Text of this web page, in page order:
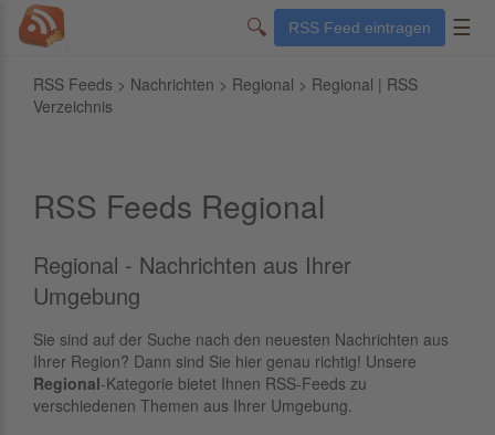
🔍 RSS Feed eintragen ☰
RSS Feeds > Nachrichten > Regional > Regional | RSS
Verzeichnis
RSS Feeds Regional
Regional - Nachrichten aus Ihrer
Umgebung
Sie sind auf der Suche nach den neuesten Nachrichten aus
Ihrer Region? Dann sind Sie hier genau richtig! Unsere
Regional-Kategorie bietet Ihnen RSS-Feeds zu
verschiedenen Themen aus Ihrer Umgebung.